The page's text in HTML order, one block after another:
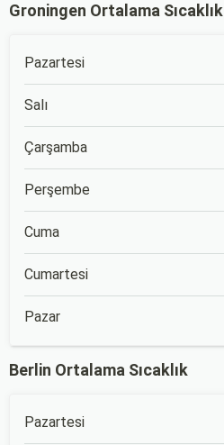
Groningen Ortalama Sıcaklık
Pazartesi
Salı
Çarşamba
Perşembe
Cuma
Cumartesi
Pazar
Berlin Ortalama Sıcaklık
Pazartesi